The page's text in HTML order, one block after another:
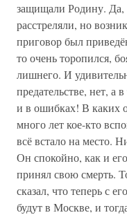
защищали Родину. Да,
расстреляли, но
приговор был
то очень торопился,
лишнего. И
предательстве, нет, а
и в ошибках! В каких
много лет кое-кто
всё встало на место.
Он спокойно, как и
принял свою смерть.
сказал, что теперь с
будут в Москве, и